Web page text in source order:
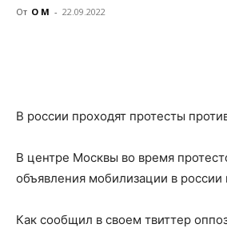
От О М - 22.09.2022
В россии проходят протесты
В центре Москвы во время
объявления мобилизации в россии
Как сообщил в своем твиттер